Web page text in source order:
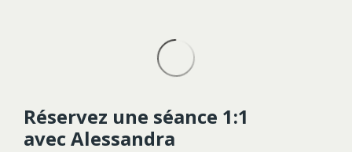
Réservez une séance 1:1
avec Alessandra